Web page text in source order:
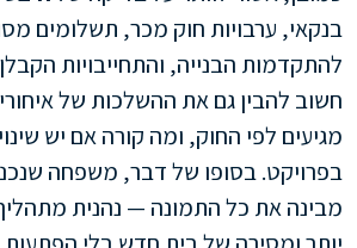
בנקאי, ערבויות חוק מכר, תשלומים
להתקדמות הבנייה, והתחייבויות
חשוב להבין גם את ההשלכות של
מגיעים לפי החוק, ומה קורה אם יש
בפרויקט. בסופו של דבר, משפחה
מבינה את כל התמונה — נהנית